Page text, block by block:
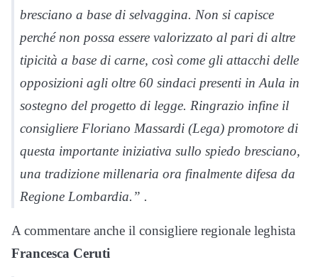
bresciano a base di selvaggina. Non si capisce
perché non possa essere valorizzato al pari di altre
tipicità a base di carne, così come gli attacchi delle
opposizioni agli oltre 60 sindaci presenti in Aula in
sostegno del progetto di legge. Ringrazio infine il
consigliere Floriano Massardi (Lega) promotore di
questa importante iniziativa sullo spiedo bresciano,
una tradizione millenaria ora finalmente difesa da
Regione Lombardia.” .
A commentare anche il consigliere regionale leghista
Francesca Ceruti